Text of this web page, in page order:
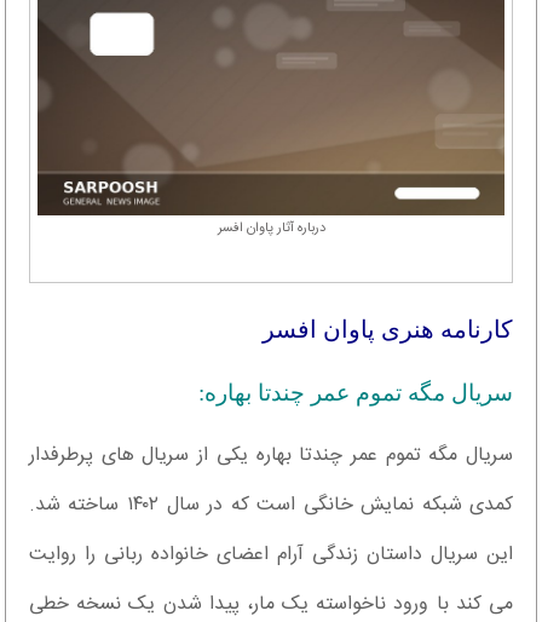
درباره آثار پاوان افسر
کارنامه هنری پاوان افسر
سریال مگه تموم عمر چندتا بهاره:
سریال مگه تموم عمر چندتا بهاره یکی از سریال های پرطرفدار
کمدی شبکه نمایش خانگی است که در سال ۱۴۰۲ ساخته شد.
این سریال داستان زندگی آرام اعضای خانواده ربانی را روایت
می کند با ورود ناخواسته یک مار، پیدا شدن یک نسخه خطی